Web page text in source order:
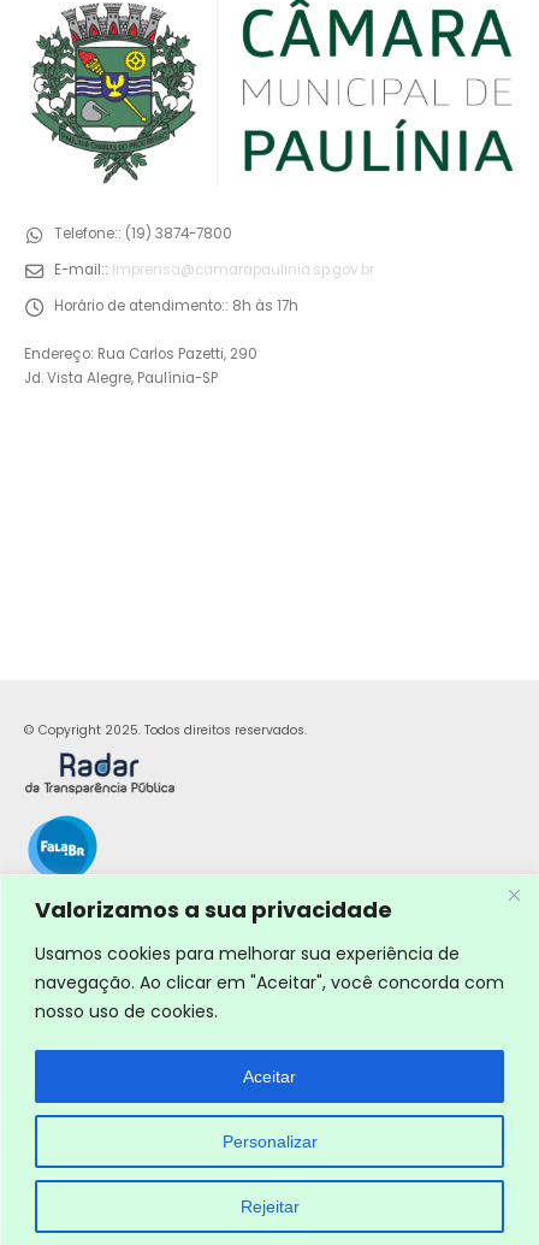
Valorizamos a sua privacidade
Usamos cookies para melhorar sua experiência de
navegação. Ao clicar em "Aceitar", você concorda com
nosso uso de cookies.
Personalizar
Rejeitar
Aceitar
Telefone:: (19) 3874-7800
E-mail:: imprensa@camarapaulinia.sp.gov.br
Horário de atendimento:: 8h às 17h
Endereço: Rua Carlos Pazetti, 290
Jd. Vista Alegre, Paulínia-SP
© Copyright 2025. Todos direitos reservados.